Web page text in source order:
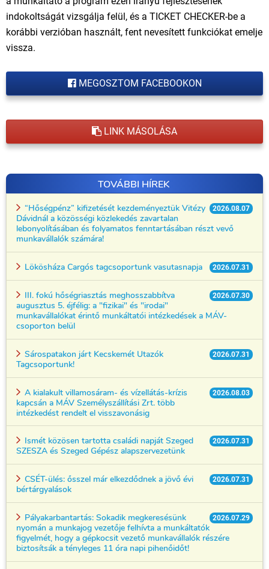
indokoltságát vizsgálja felül, és a TICKET CHECKER-be a
korábbi verzióban használt, fent nevesített funkciókat emelje
vissza.
MEGOSZTOM FACEBOOKON
LINK MÁSOLÁSA
TOVÁBBI HÍREK
2026.08.07
“Hőségpénz” kifizetését kezdeményeztük Vitézy
Dávidnál a közösségi közlekedés zavartalan
lebonyolításában és folyamatos fenntartásában részt vevő
munkavállalók számára!
2026.07.31
Lökösháza Cargós tagcsoportunk vasutasnapja
2026.07.30
III. fokú hőségriasztás meghosszabbítva
augusztus 5. éjfélig: a "fizikai" és "irodai"
munkavállalókat érintő munkáltatói intézkedések a MÁV-
csoporton belül
2026.07.31
Sárospatakon járt Kecskemét Utazók
Tagcsoportunk!
2026.08.03
A kialakult villamosáram- és vízellátás-krízis
kapcsán a MÁV Személyszállítási Zrt. több
intézkedést rendelt el visszavonásig
2026.07.31
Ismét közösen tartotta családi napját Szeged
SZESZA és Szeged Gépész alapszervezetünk
2026.07.31
CSÉT-ülés: ősszel már elkezdődnek a jövő évi
bértárgyalások
2026.07.29
Pályakarbantartás: Sokadik megkeresésünk
nyomán a munkajog vezetője felhívta a munkáltatók
figyelmét, hogy a gépkocsit vezető munkavállalók részére
biztosítsák a tényleges 11 óra napi pihenőidőt!